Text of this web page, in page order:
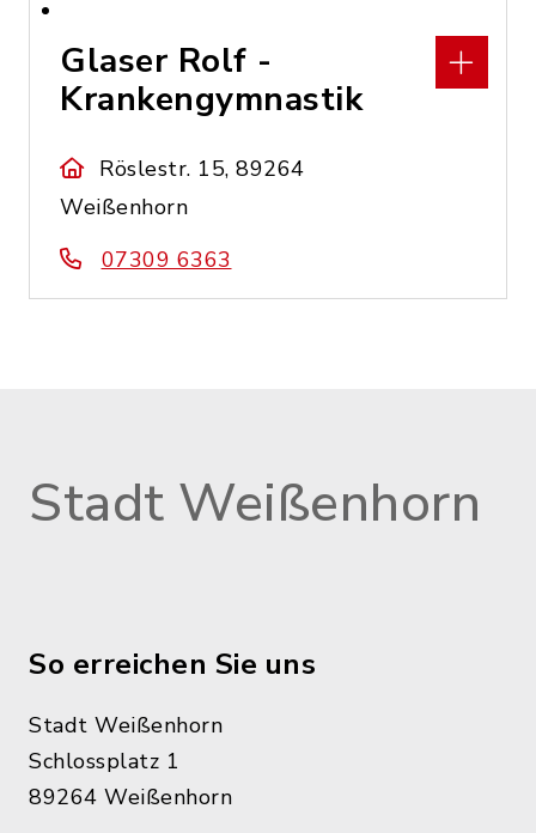
Glaser Rolf -
Krankengymnastik
Röslestr. 15, 89264
Weißenhorn
07309 6363
Stadt Weißenhorn
So erreichen Sie uns
Stadt Weißenhorn
Schlossplatz 1
89264 Weißenhorn